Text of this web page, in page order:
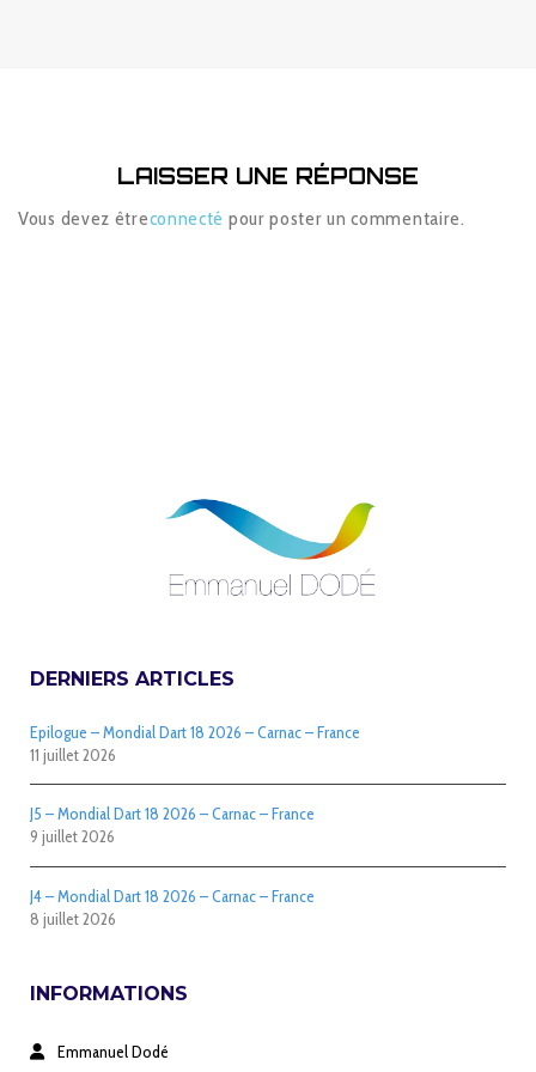
LAISSER UNE RÉPONSE
Vous devez êtreconnecté pour poster un commentaire.
DERNIERS ARTICLES
Epilogue – Mondial Dart 18 2026 – Carnac – France
11 juillet 2026
J5 – Mondial Dart 18 2026 – Carnac – France
9 juillet 2026
J4 – Mondial Dart 18 2026 – Carnac – France
8 juillet 2026
INFORMATIONS
Emmanuel Dodé